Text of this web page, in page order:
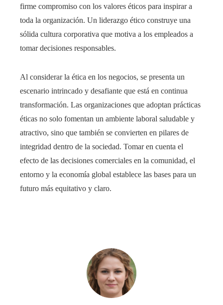
firme compromiso con los valores éticos para inspirar a
toda la organización. Un liderazgo ético construye una
sólida cultura corporativa que motiva a los empleados a
tomar decisiones responsables.
Al considerar la ética en los negocios, se presenta un
escenario intrincado y desafiante que está en continua
transformación. Las organizaciones que adoptan prácticas
éticas no solo fomentan un ambiente laboral saludable y
atractivo, sino que también se convierten en pilares de
integridad dentro de la sociedad. Tomar en cuenta el
efecto de las decisiones comerciales en la comunidad, el
entorno y la economía global establece las bases para un
futuro más equitativo y claro.